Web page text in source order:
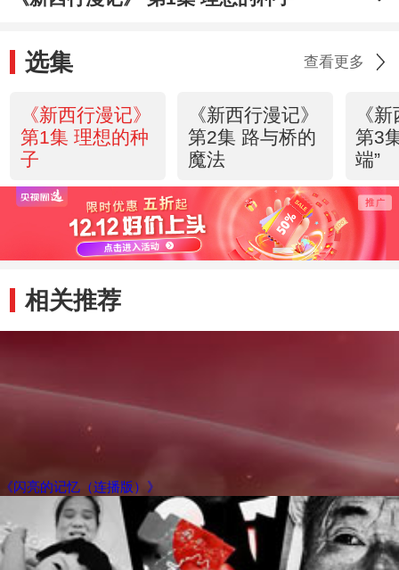
选集 查看更多
《新西行漫记》
第1集 理想的种
子
《新西行漫记》
第2集 路与桥的
魔法
《
第3
端”
相关推荐
《闪亮的记忆（连播版）》